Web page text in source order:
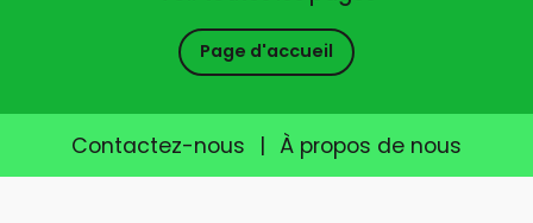
Page d'accueil
Contactez-nous | À propos de nous